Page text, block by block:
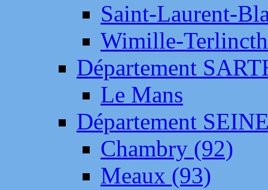
Saint-Laurent-
Wimille-
Département
Le Mans
Département
Chambry (92)
Meaux (93)